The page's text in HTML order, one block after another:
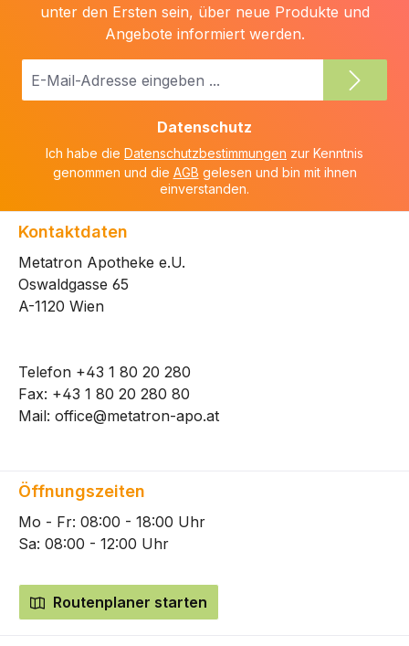
unter den Ersten sein, über neue Produkte und
Angebote informiert werden.
E-
Datenschutz
Ich habe die Datenschutzbestimmungen zur Kenntnis
genommen und die AGB gelesen und bin mit ihnen
einverstanden.
Kontaktdaten
Metatron Apotheke e.U.
Oswaldgasse 65
A-1120 Wien
Telefon +43 1 80 20 280
Fax: +43 1 80 20 280 80
Mail: office@metatron-apo.at
Öffnungszeiten
Mo - Fr: 08:00 - 18:00 Uhr
Sa: 08:00 - 12:00 Uhr
Routenplaner starten